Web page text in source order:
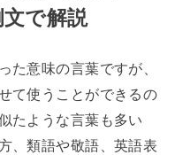
文で解説
た意味の言葉ですが、
て使うことができるの
たような言葉も多い
、類語や敬語、英語表